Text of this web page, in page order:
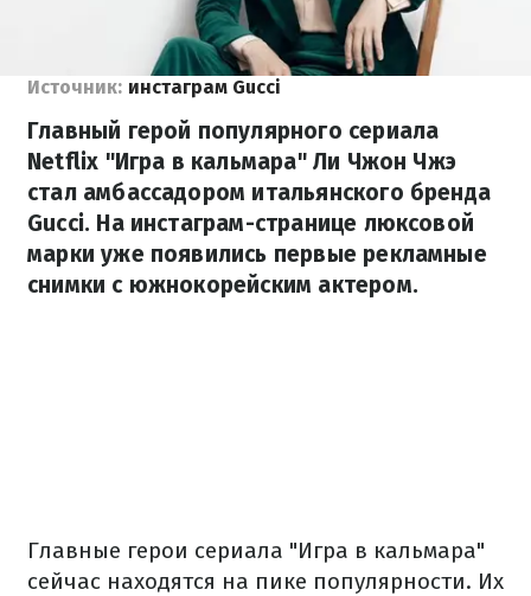
Источник: инстаграм Gucci
Главный герой популярного сериала
Netflix "Игра в кальмара" Ли Чжон Чжэ
стал амбассадором итальянского бренда
Gucci. На инстаграм-странице люксовой
марки уже появились первые рекламные
снимки с южнокорейским актером.
Главные герои сериала "Игра в кальмара"
сейчас находятся на пике популярности. Их